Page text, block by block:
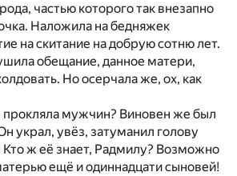
частью которого так внезапно
Наложила на бедняжек
на скитание на добрую сотню лет.
обещание, данное матери,
Но осерчала же, ох, как
прокляла мужчин? Виновен же был
украл, увёз, затуманил голову
Кто ж её знает, Радмилу? Возможно
ещё и одиннадцати сыновей!